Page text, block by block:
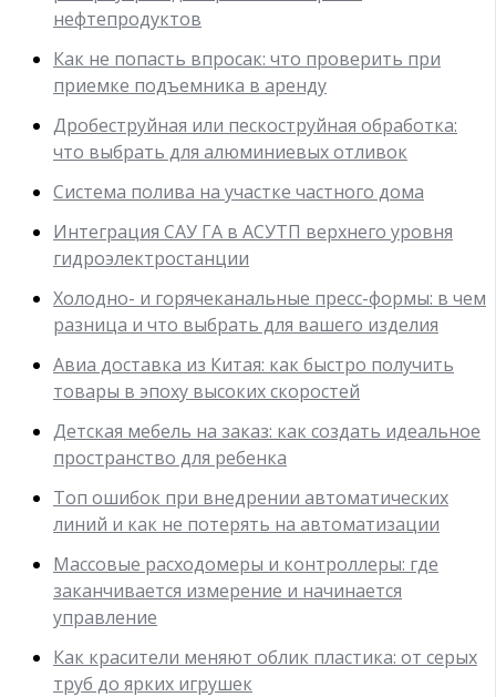
нефтепродуктов
Как не попасть впросак: что проверить при
приемке подъемника в аренду
Дробеструйная или пескоструйная обработка:
что выбрать для алюминиевых отливок
Система полива на участке частного дома
Интеграция САУ ГА в АСУТП верхнего уровня
гидроэлектростанции
Холодно- и горячеканальные пресс-формы: в чем
разница и что выбрать для вашего изделия
Авиа доставка из Китая: как быстро получить
товары в эпоху высоких скоростей
Детская мебель на заказ: как создать идеальное
пространство для ребенка
Топ ошибок при внедрении автоматических
линий и как не потерять на автоматизации
Массовые расходомеры и контроллеры: где
заканчивается измерение и начинается
управление
Как красители меняют облик пластика: от серых
труб до ярких игрушек